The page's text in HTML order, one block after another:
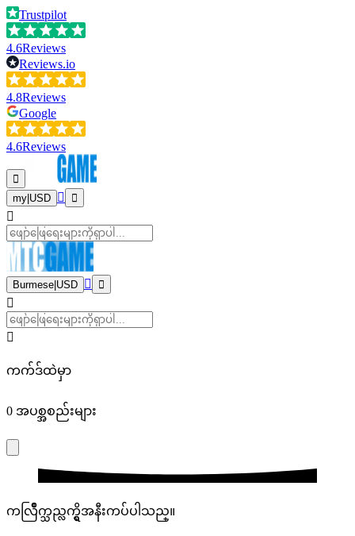
Trustpilot
4.6Reviews
Reviews.io
4.8Reviews
Google
4.6Reviews
my USD
Burmese USD
ကက်ဒ်ထဲမှာ
0 အပစ္အစည်းများ
ကလြဳိက္သည္လက္ရွိအနီးကပ်ပါသည္။